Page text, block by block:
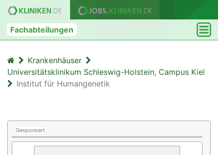
Fachabteilungen
Krankenhäuser
Universitätsklinikum Schleswig-Holstein, Campus Kiel
Institut für Humangenetik
Gesponsert